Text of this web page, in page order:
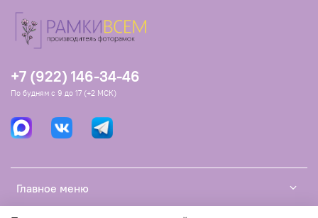
Главное меню
+7 (922) 146-34-46
По будням с 9 до 17 (+2 МСК)